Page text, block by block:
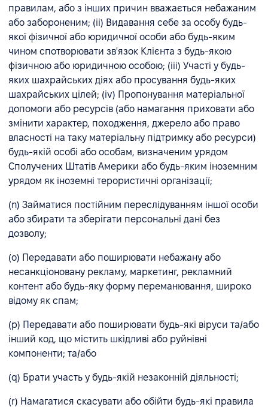
правилам, або з інших причин вважається небажаним
або забороненим; (ii) Видавання себе за особу будь-
якої фізичної або юридичної особи або будь-яким
чином спотворювати зв'язок Клієнта з будь-якою
фізичною або юридичною особою; (iii) Участі у будь-
яких шахрайських діях або просування будь-яких
шахрайських цілей; (iv) Пропонування матеріальної
допомоги або ресурсів (або намагання приховати або
змінити характер, походження, джерело або право
власності на таку матеріальну підтримку або ресурси)
будь-якій особі або особам, визначеним урядом
Сполучених Штатів Америки або будь-яким іноземним
урядом як іноземні терористичні організації;
(n) Займатися постійним переслідуванням іншої особи
або збирати та зберігати персональні дані без
дозволу;
(o) Передавати або поширювати небажану або
несанкціоновану рекламу, маркетинг, рекламний
контент або будь-яку форму переманювання, широко
відому як спам;
(p) Передавати або поширювати будь-які віруси та/або
інший код, що містить шкідливі або руйнівні
компоненти; та/або
(q) Брати участь у будь-якій незаконній діяльності;
(r) Намагатися скасувати або обійти будь-які правила